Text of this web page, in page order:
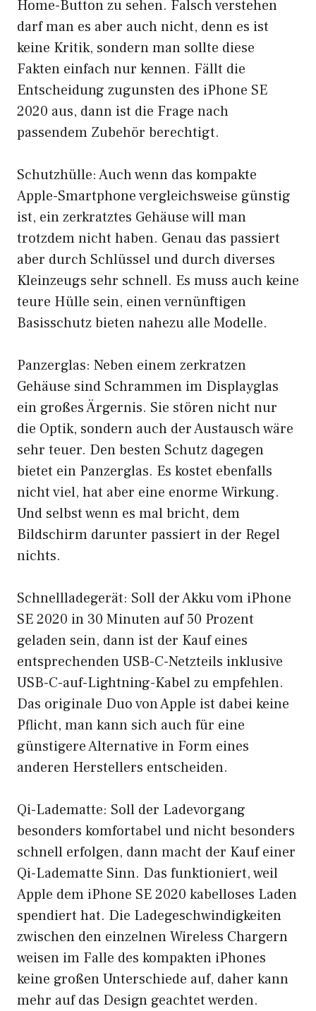
Home-Button zu sehen. Falsch verstehen
darf man es aber auch nicht, denn es ist
keine Kritik, sondern man sollte diese
Fakten einfach nur kennen. Fällt die
Entscheidung zugunsten des iPhone SE
2020 aus, dann ist die Frage nach
passendem Zubehör berechtigt.
Schutzhülle: Auch wenn das kompakte
Apple-Smartphone vergleichsweise günstig
ist, ein zerkratztes Gehäuse will man
trotzdem nicht haben. Genau das passiert
aber durch Schlüssel und durch diverses
Kleinzeugs sehr schnell. Es muss auch keine
teure Hülle sein, einen vernünftigen
Basisschutz bieten nahezu alle Modelle.
Panzerglas: Neben einem zerkratzen
Gehäuse sind Schrammen im Displayglas
ein großes Ärgernis. Sie stören nicht nur
die Optik, sondern auch der Austausch wäre
sehr teuer. Den besten Schutz dagegen
bietet ein Panzerglas. Es kostet ebenfalls
nicht viel, hat aber eine enorme Wirkung.
Und selbst wenn es mal bricht, dem
Bildschirm darunter passiert in der Regel
nichts.
Schnellladegerät: Soll der Akku vom iPhone
SE 2020 in 30 Minuten auf 50 Prozent
geladen sein, dann ist der Kauf eines
entsprechenden USB-C-Netzteils inklusive
USB-C-auf-Lightning-Kabel zu empfehlen.
Das originale Duo von Apple ist dabei keine
Pflicht, man kann sich auch für eine
günstigere Alternative in Form eines
anderen Herstellers entscheiden.
Qi-Ladematte: Soll der Ladevorgang
besonders komfortabel und nicht besonders
schnell erfolgen, dann macht der Kauf einer
Qi-Ladematte Sinn. Das funktioniert, weil
Apple dem iPhone SE 2020 kabelloses Laden
spendiert hat. Die Ladegeschwindigkeiten
zwischen den einzelnen Wireless Chargern
weisen im Falle des kompakten iPhones
keine großen Unterschiede auf, daher kann
mehr auf das Design geachtet werden.